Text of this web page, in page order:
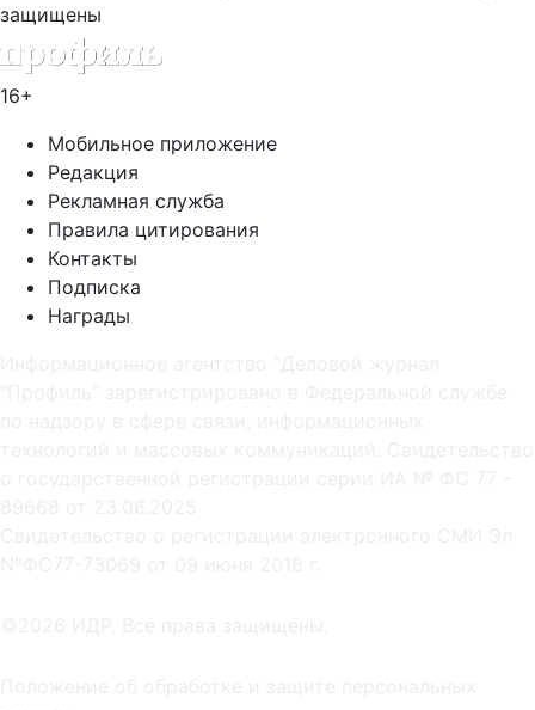
защищены
16+
Мобильное приложение
Редакция
Рекламная служба
Правила цитирования
Контакты
Подписка
Награды